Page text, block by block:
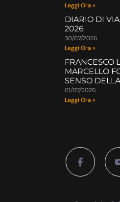
Leggi Ora »
DIARIO DI
2026
30/07/2026
Leggi Ora »
FRANCESCO
MARCELLO
SENSO
01/07/2026
Leggi Ora »